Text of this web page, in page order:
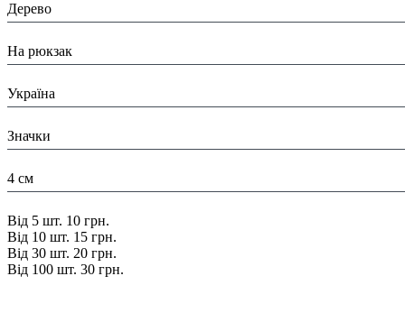
Дерево
На рюкзак
Україна
Значки
4 см
Від 5 шт. 10 грн.
Від 10 шт. 15 грн.
Від 30 шт. 20 грн.
Від 100 шт. 30 грн.